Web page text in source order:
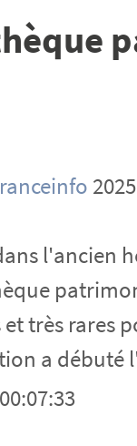
l'ancien
très rares
a débuté